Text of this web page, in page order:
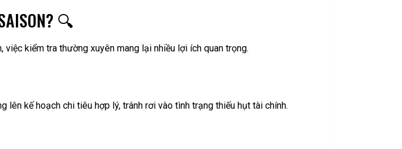
🔍
việc kiểm tra thường xuyên mang lại nhiều lợi ích quan trọng.
lên kế hoạch chi tiêu hợp lý, tránh rơi vào tình trạng thiếu hụt tài chính.